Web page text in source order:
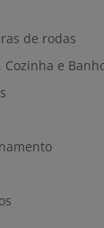
de rodas
e